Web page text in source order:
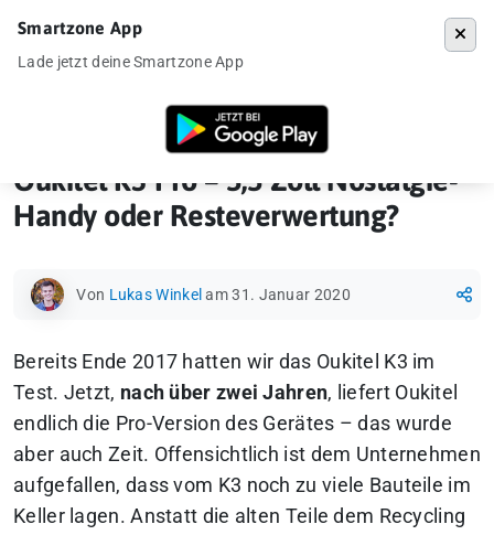
Ankündigung Oukitel K3 Pro – 5,5 Zoll Nostalgie-Handy
Oukitel K3 Pro – 5,5 Zoll Nostalgie-
Handy oder Resteverwertung?
Von Lukas Winkel am 31. Januar 2020
Bereits Ende 2017 hatten wir das Oukitel K3 im
Test. Jetzt, nach über zwei Jahren, liefert Oukitel
endlich die Pro-Version des Gerätes – das wurde
aber auch Zeit. Offensichtlich ist dem Unternehmen
aufgefallen, dass vom K3 noch zu viele Bauteile im
Keller lagen. Anstatt die alten Teile dem Recycling
Smartzone App
Lade jetzt deine Smartzone App